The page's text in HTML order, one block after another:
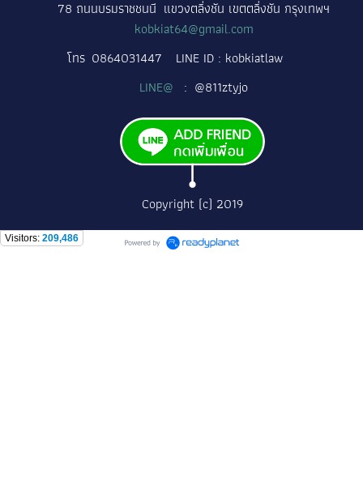
78 ถนนบรมราชชนนี แขวงตลิ่งชัน เขตตลิ่งชัน กรุงเทพฯ
kobkiat64@gmail.com
โทร 0864031447
LINE ID : kobkiatlaw
LINE@ : @811ztyjo
Copyright (c) 2019
Visitors: 209,486